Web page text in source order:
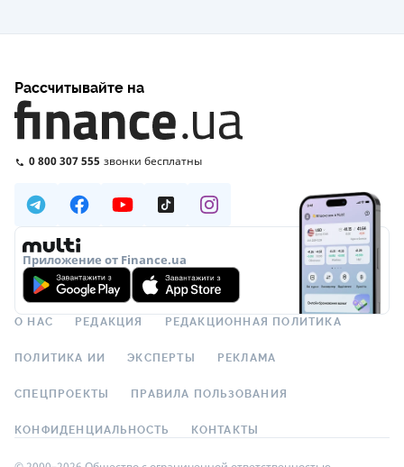
Рассчитывайте на
0 800 307 555 звонки бесплатны
Приложение от Finance.ua
О НАС РЕДАКЦИЯ РЕДАКЦИОННАЯ ПОЛИТИКА
ПОЛИТИКА ИИ ЭКСПЕРТЫ РЕКЛАМА
СПЕЦПРОЕКТЫ ПРАВИЛА ПОЛЬЗОВАНИЯ
КОНФИДЕНЦИАЛЬНОСТЬ КОНТАКТЫ